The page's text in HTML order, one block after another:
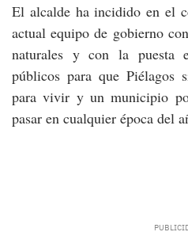
El alcalde ha incidido en el
actual equipo de gobierno
naturales y con la puesta
públicos para que Piélagos
para vivir y un municipio
pasar en cualquier época del